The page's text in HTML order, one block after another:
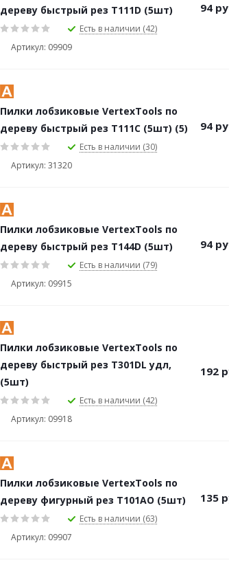
дереву быстрый рез Т111D (5шт)
Есть в наличии (42)
Артикул: 09909
94
Пилки лобзиковые VertexTools по
дереву быстрый рез Т111С (5шт) (5)
Есть в наличии (30)
Артикул: 31320
94
Пилки лобзиковые VertexTools по
дереву быстрый рез Т144D (5шт)
Есть в наличии (79)
Артикул: 09915
94
Пилки лобзиковые VertexTools по
дереву быстрый рез Т301DL удл,
(5шт)
Есть в наличии (42)
Артикул: 09918
192
Пилки лобзиковые VertexTools по
дереву фигурный рез Т101AO (5шт)
Есть в наличии (63)
Артикул: 09907
135